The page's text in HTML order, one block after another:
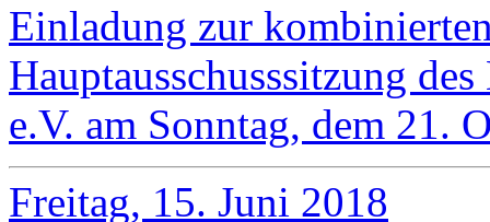
Einladung zur
Hauptausschusssitzung
e.V. am Sonntag, dem 21.
Freitag, 15. Juni 2018